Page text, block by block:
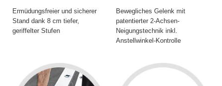
Ermüdungsfreier und sicherer
Stand dank 8 cm tiefer,
geriffelter Stufen
Bewegliches Gelenk mit
patentierter 2-Achsen-
Neigungstechnik inkl.
Anstellwinkel-Kontrolle